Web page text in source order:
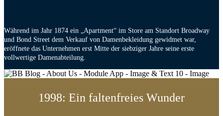
Während im Jahr 1874 ein „Apartment“ im Store am Standort Broadway
und Bond Street dem Verkauf von Damenbekleidung gewidmet war,
eröffnete das Unternehmen erst Mitte der siebziger Jahre seine erste
vollwertige Damenabteilung.
1998: Ein faltenfreies Wunder